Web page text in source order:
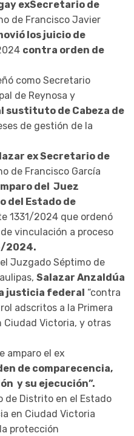
exSecretario de
de Francisco Javier
los juicio de
contra orden de
como Secretario
de Reynosa y
sustituto de Cabeza de
de gestión de la
ex Secretario de
de Francisco García
del Juez
del Estado de
1331/2024 que ordenó
vinculación a proceso
2024.
Juzgado Séptimo de
Salazar Anzaldúa
justicia federal “contra
adscritos a la Primera
Ciudad Victoria, y otras
amparo el ex
de comparecencia,
y su ejecución”.
de Distrito en el Estado
en Ciudad Victoria
protección